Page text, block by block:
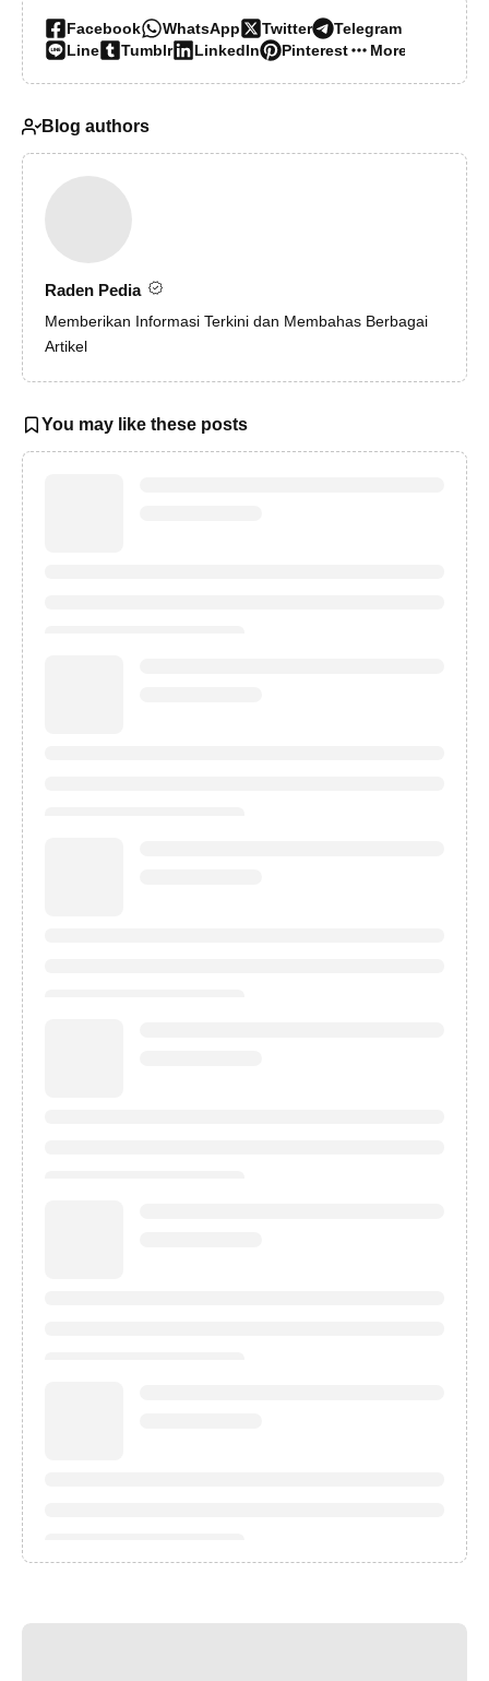
Facebook WhatsApp Twitter
Telegram
Line
Tumblr LinkedIn Pinterest More…
Blog authors
Raden Pedia
Memberikan Informasi Terkini dan Membahas Berbagai
Artikel
You may like these posts